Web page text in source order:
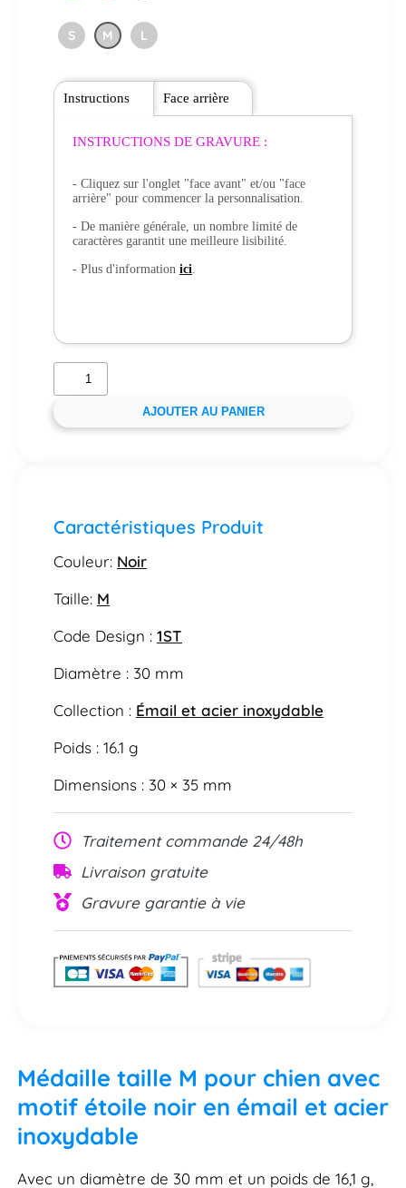
S M L
Instructions
INSTRUCTIONS DE GRAVURE :
- Cliquez sur l'onglet "face avant" et/ou "face
arrière" pour commencer la personnalisation.
- De manière générale, un nombre limité de
caractères garantit une meilleure lisibilité.
- Plus d'information ici.
Face arrière
AJOUTER AU PANIER
Caractéristiques Produit
Couleur: Noir
Taille: M
Code Design : 1ST
Diamètre : 30 mm
Collection : Émail et acier inoxydable
Poids : 16.1 g
Dimensions : 30 × 35 mm
Traitement commande 24/48h
Livraison gratuite
Gravure garantie à vie
Médaille taille M pour chien avec
motif étoile noir en émail et acier
inoxydable
Avec un diamètre de 30 mm et un poids de 16,1 g,